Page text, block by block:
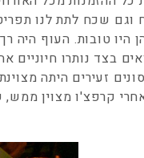
שכח לתת לנו
היו טובות. העוף היה
בצד נותרו
זעירים היתה
קרפצ'ו מצוין